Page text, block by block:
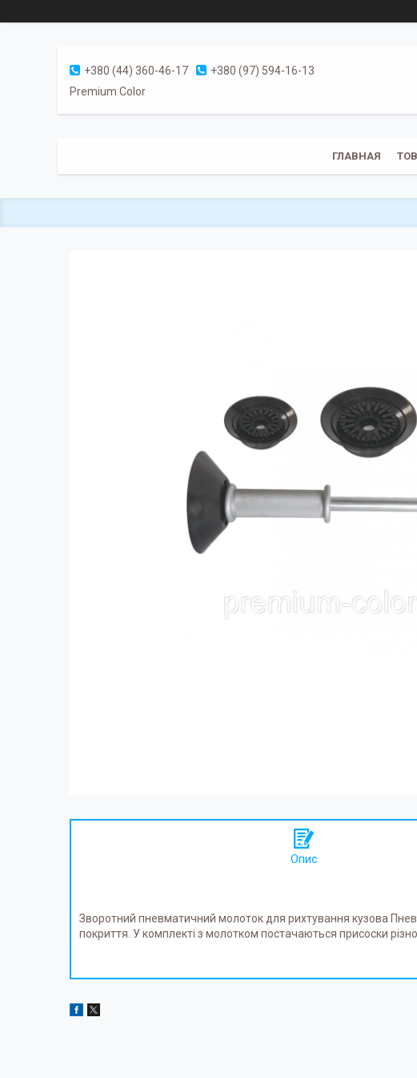
+380 (44) 360-46-17
+380 (97) 594-16-13
Premium Color
ГЛАВНАЯ
Опис
Зворотний пневматичний молоток для рихтування кузова
покриття. У комплекті з молотком постачаються присоски